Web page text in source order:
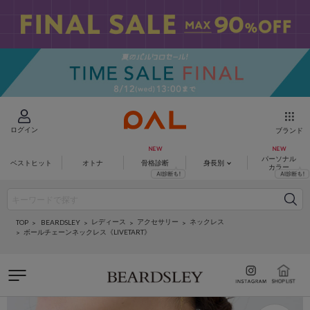
ログイン ブランド
ベストヒット オトナ 骨格診断 身長別
パーソナル
カラー
TOP BEARDSLEY レディース アクセサリー
ネックレス
ボールチェーンネックレス《LIVETART》